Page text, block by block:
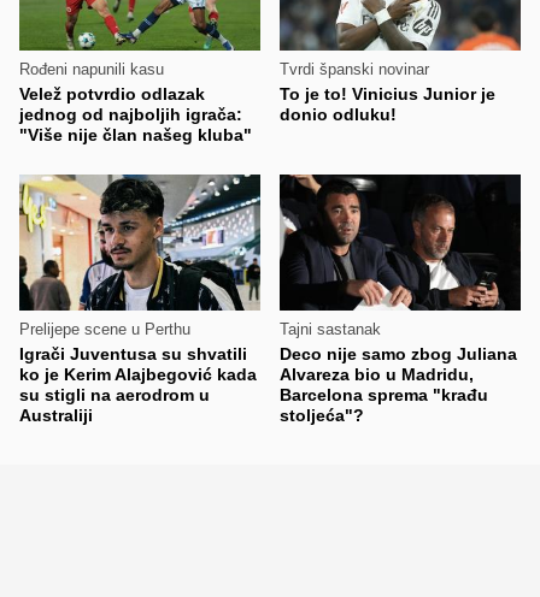
Rođeni napunili kasu
Velež potvrdio odlazak
jednog od najboljih igrača:
"Više nije član našeg kluba"
Tvrdi španski novinar
To je to! Vinicius Junior je
donio odluku!
Prelijepe scene u Perthu
Igrači Juventusa su shvatili
ko je Kerim Alajbegović kada
su stigli na aerodrom u
Australiji
Tajni sastanak
Deco nije samo zbog Juliana
Alvareza bio u Madridu,
Barcelona sprema "krađu
stoljeća"?